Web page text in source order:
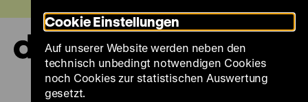
zum
Seiteninhalt
springen
Cookie Einstellungen
Auf unserer Website werden neben den
technisch unbedingt notwendigen Cookies
noch Cookies zur statistischen Auswertung
gesetzt.